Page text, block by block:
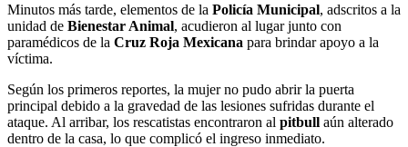
Minutos más tarde, elementos de la Policía Municipal, adscritos a la
unidad de Bienestar Animal, acudieron al lugar junto con
paramédicos de la Cruz Roja Mexicana para brindar apoyo a la
víctima.
Según los primeros reportes, la mujer no pudo abrir la puerta
principal debido a la gravedad de las lesiones sufridas durante el
ataque. Al arribar, los rescatistas encontraron al pitbull aún alterado
dentro de la casa, lo que complicó el ingreso inmediato.